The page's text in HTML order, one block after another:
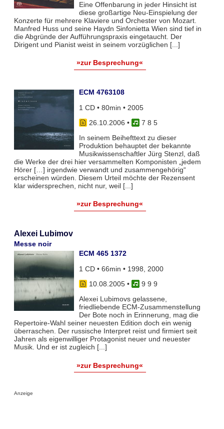
Eine Offenbarung in jeder Hinsicht ist
diese großartige Neu-Einspielung der
Konzerte für mehrere Klaviere und Orchester von Mozart.
Manfred Huss und seine Haydn Sinfonietta Wien sind tief in
die Abgründe der Aufführungspraxis eingetaucht. Der
Dirigent und Pianist weist in seinem vorzüglichen [...]
»zur Besprechung«
ECM 4763108
1 CD • 80min • 2005
26.10.2006 •
7 8 5
In seinem Beihefttext zu dieser
Produktion behauptet der bekannte
Musikwissenschaftler Jürg Stenzl, daß
die Werke der drei hier versammelten Komponisten „jedem
Hörer […] irgendwie verwandt und zusammengehörig“
erscheinen würden. Diesem Urteil möchte der Rezensent
klar widersprechen, nicht nur, weil [...]
»zur Besprechung«
Alexei Lubimov
Messe noir
ECM 465 1372
1 CD • 66min • 1998, 2000
10.08.2005•
9 9 9
Alexei Lubimovs gelassene,
friedliebende ECM-Zusammenstellung
Der Bote noch in Erinnerung, mag die
Repertoire-Wahl seiner neuesten Edition doch ein wenig
überraschen. Der russische Interpret reist und firmiert seit
Jahren als eigenwilliger Protagonist neuer und neuester
Musik. Und er ist zugleich [...]
»zur Besprechung«
Anzeige